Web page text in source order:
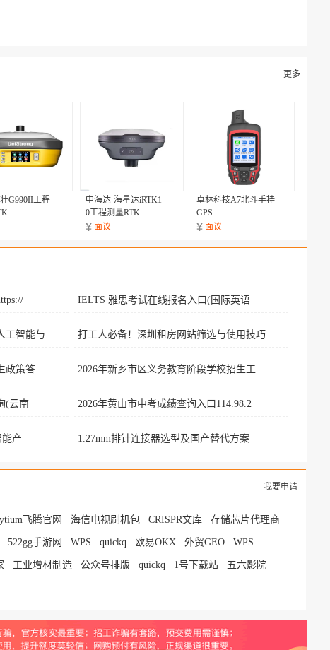
更多
G990II工程
中海达-海星达iRTK1
0工程测量RTK
面议
卓林科技A7北斗手持
GPS
面议
IELTS 雅思考试在线报名入口(国际英语
工智能与 打工人必备！深圳租房网站筛选与使用技巧
政策答 2026年新乡市区义务教育阶段学校招生工
(云南 2026年黄山市中考成绩查询入口114.98.2
能产 1.27mm排针连接器选型及国产替代方案
我要申请
飞腾官网 海信电视刷机包 CRISPR文库 存储芯片代理商
522gg手游网 WPS quickq 欧易OKX 外贸GEO WPS
工业增材制造 公众号排版 quickq 1号下载站 五六影院